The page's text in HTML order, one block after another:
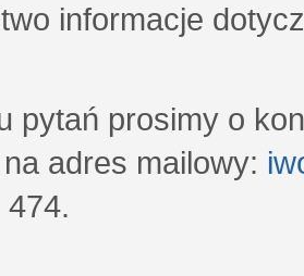
informacje
pytań prosimy o
adres mailowy: